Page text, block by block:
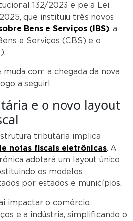
132/2023 e pela Lei
que instituiu três novos
Bens e Serviços (IBS), a
e Serviços (CBS) e o
com a chegada da nova
a seguir!
e o novo layout
tributária implica
notas fiscais eletrônicas. A
adotará um layout único
os modelos
por estados e municípios.
impactar o comércio,
e a indústria, simplificando o